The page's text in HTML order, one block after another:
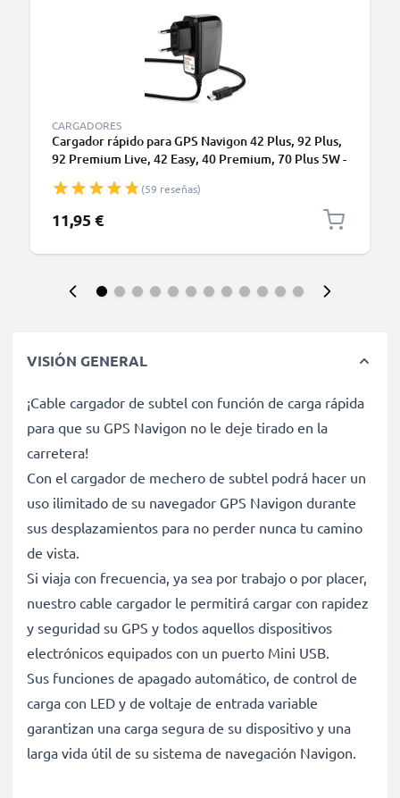
CARGADORES
Cargador rápido para GPS Navigon 42 Plus, 92 Plus,
92 Premium Live, 42 Easy, 40 Premium, 70 Plus 5W -
carga de 1.1m
(59 reseñas)
11,95 €
VISIÓN GENERAL
¡Cable cargador de subtel con función de carga rápida
para que su GPS Navigon no le deje tirado en la
carretera!
Con el cargador de mechero de subtel podrá hacer un
uso ilimitado de su navegador GPS Navigon durante
sus desplazamientos para no perder nunca tu camino
de vista.
Si viaja con frecuencia, ya sea por trabajo o por placer,
nuestro cable cargador le permitirá cargar con rapidez
y seguridad su GPS y todos aquellos dispositivos
electrónicos equipados con un puerto Mini USB.
Sus funciones de apagado automático, de control de
carga con LED y de voltaje de entrada variable
garantizan una carga segura de su dispositivo y una
larga vida útil de su sistema de navegación Navigon.